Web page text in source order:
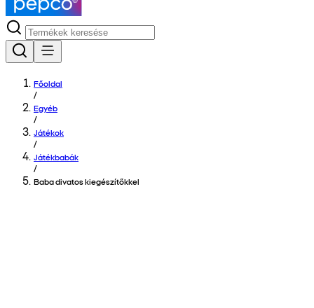
Főoldal
/
Egyéb
/
Játékok
/
Játékbabák
/
Baba divatos kiegészítőkkel